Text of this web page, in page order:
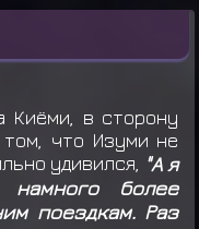
Киёми, в сторону
что Изуми не
удивился, "А я
более
поездкам. Раз